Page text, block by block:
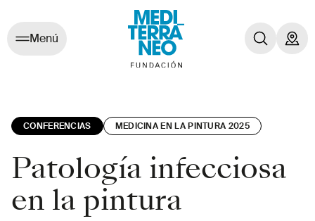
Menú
CONFERENCIAS MEDICINA EN LA PINTURA 2025
Patología infecciosa
en la pintura